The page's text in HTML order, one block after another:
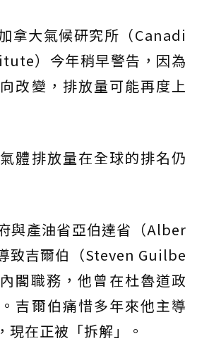
拿大氣候研究所（Canadi
）今年稍早警告，因為
改變，排放量可能再度上
體排放量在全球的排名仍
與產油省亞伯達省（Alber
致吉爾伯（Steven Guilbe
閣職務，他曾在杜魯道政
吉爾伯痛惜多年來他主導
現在正被「拆解」。